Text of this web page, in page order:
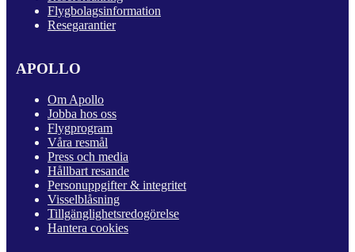
Flygbolagsinformation
Resegarantier
APOLLO
Om Apollo
Jobba hos oss
Flygprogram
Våra resmål
Press och media
Hållbart resande
Personuppgifter & integritet
Visselblåsning
Tillgänglighetsredogörelse
Hantera cookies